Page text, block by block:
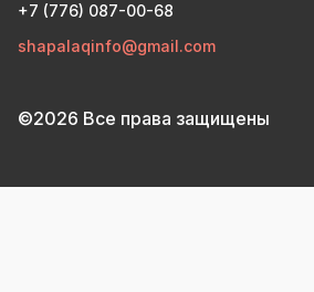
+7 (776) 087-00-68
shapalaqinfo@gmail.com
©2026 Все права защищены